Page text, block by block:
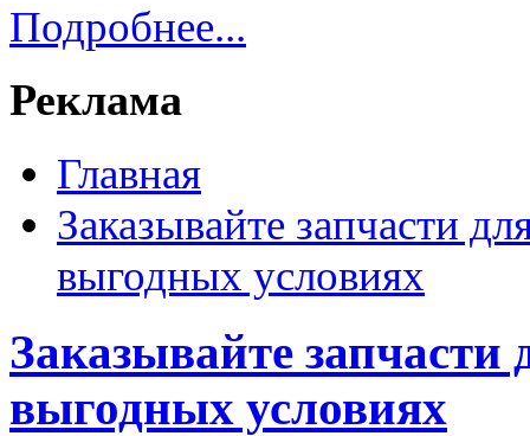
Подробнее...
Реклама
Главная
Заказывайте запчасти
выгодных условиях
Заказывайте
выгодных условиях